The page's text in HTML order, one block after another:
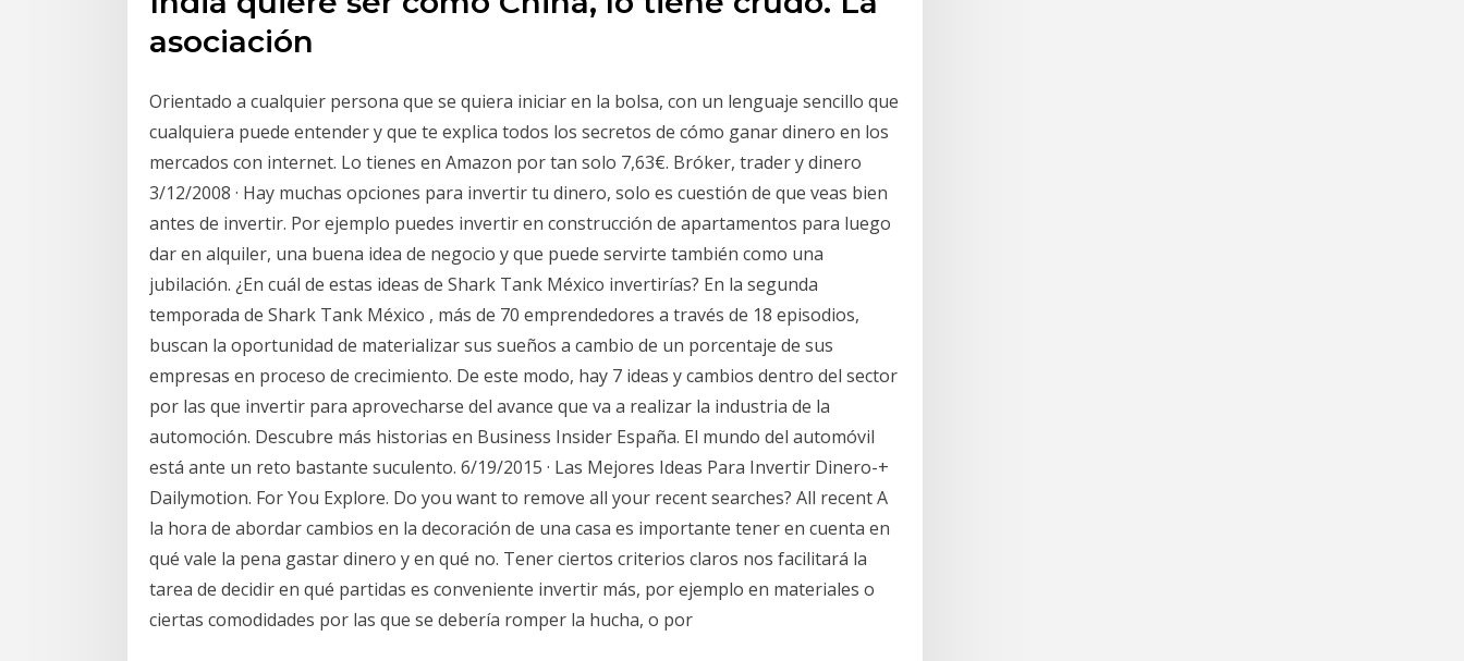
asociación
Orientado a cualquier persona que se quiera iniciar en la bolsa, con un lenguaje sencillo que
cualquiera puede entender y que te explica todos los secretos de cómo ganar dinero en los
mercados con internet. Lo tienes en Amazon por tan solo 7,63€. Bróker, trader y dinero
3/12/2008 · Hay muchas opciones para invertir tu dinero, solo es cuestión de que veas bien
antes de invertir. Por ejemplo puedes invertir en construcción de apartamentos para luego
dar en alquiler, una buena idea de negocio y que puede servirte también como una
jubilación. ¿En cuál de estas ideas de Shark Tank México invertirías? En la segunda
temporada de Shark Tank México , más de 70 emprendedores a través de 18 episodios,
buscan la oportunidad de materializar sus sueños a cambio de un porcentaje de sus
empresas en proceso de crecimiento. De este modo, hay 7 ideas y cambios dentro del sector
por las que invertir para aprovecharse del avance que va a realizar la industria de la
automoción. Descubre más historias en Business Insider España. El mundo del automóvil
está ante un reto bastante suculento. 6/19/2015 · Las Mejores Ideas Para Invertir Dinero-+
Dailymotion. For You Explore. Do you want to remove all your recent searches? All recent A
la hora de abordar cambios en la decoración de una casa es importante tener en cuenta en
qué vale la pena gastar dinero y en qué no. Tener ciertos criterios claros nos facilitará la
tarea de decidir en qué partidas es conveniente invertir más, por ejemplo en materiales o
ciertas comodidades por las que se debería romper la hucha, o por